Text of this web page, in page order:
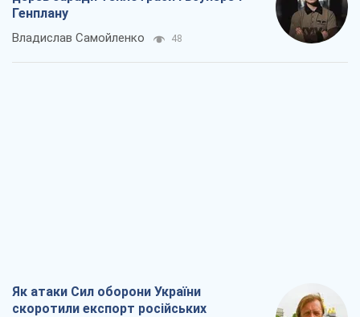
Генплану
Владислав Самойленко 48
Як атаки Сил оборони України
скоротили експорт російських